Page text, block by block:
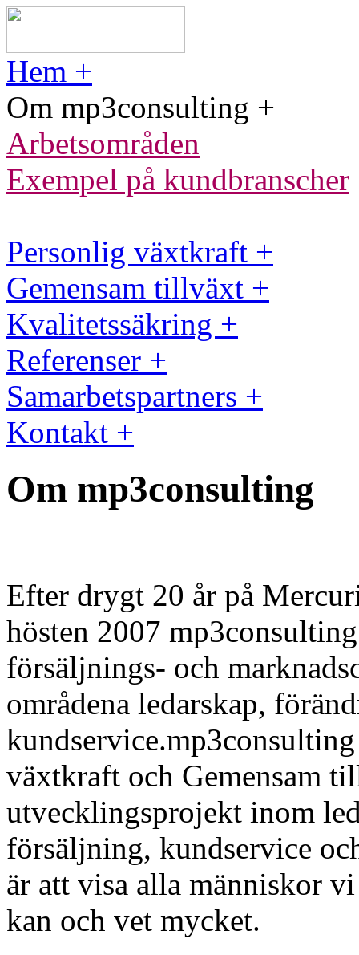
Hem +
Om mp3consulting +
Arbetsområden
Exempel på kundbranscher
Personlig växtkraft +
Gemensam tillväxt +
Kvalitetssäkring +
Referenser +
Samarbetspartners +
Kontakt +
Om mp3consulting
Efter drygt 20 år på
hösten 2007
försäljnings- och
områdena ledarskap,
växtkraft och Gemensam
utvecklingsprojekt inom
försäljning, kundservice
är att visa alla människor
kan och vet mycket.